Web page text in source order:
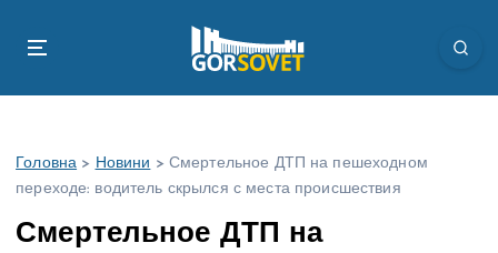
Головна > Новини > Смертельное ДТП на пешеходном
переходе: водитель скрылся с места происшествия
Смертельное ДТП на